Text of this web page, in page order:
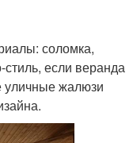
соломка,
стиль, если веранда
уличные жалюзи